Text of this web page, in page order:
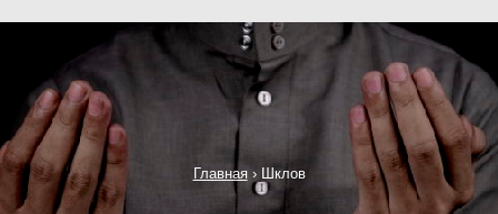
Главная› Шклов